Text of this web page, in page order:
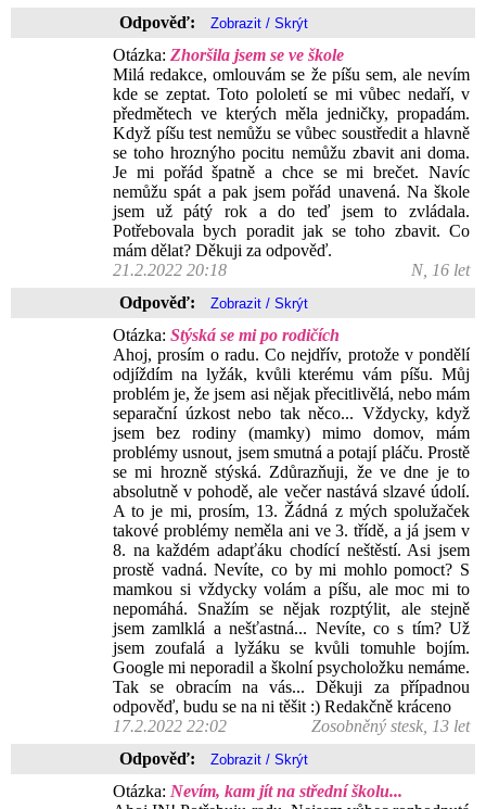
Odpověď:
Otázka: Zhoršila jsem se ve škole
Milá redakce, omlouvám se že píšu sem, ale nevím
kde se zeptat. Toto pololetí se mi vůbec nedaří, v
předmětech ve kterých měla jedničky, propadám.
Když píšu test nemůžu se vůbec soustředit a hlavně
se toho hroznýho pocitu nemůžu zbavit ani doma.
Je mi pořád špatně a chce se mi brečet. Navíc
nemůžu spát a pak jsem pořád unavená. Na škole
jsem už pátý rok a do teď jsem to zvládala.
Potřebovala bych poradit jak se toho zbavit. Co
mám dělat? Děkuji za odpověď.
21.2.2022 20:18
N, 16 let
Odpověď:
Otázka: Stýská se mi po rodičích
Ahoj, prosím o radu. Co nejdřív, protože v pondělí
odjíždím na lyžák, kvůli kterému vám píšu. Můj
problém je, že jsem asi nějak přecitlivělá, nebo mám
separační úzkost nebo tak něco... Vždycky, když
jsem bez rodiny (mamky) mimo domov, mám
problémy usnout, jsem smutná a potají pláču. Prostě
se mi hrozně stýská. Zdůrazňuji, že ve dne je to
absolutně v pohodě, ale večer nastává slzavé údolí.
A to je mi, prosím, 13. Žádná z mých spolužaček
takové problémy neměla ani ve 3. třídě, a já jsem v
8. na každém adapťáku chodící neštěstí. Asi jsem
prostě vadná. Nevíte, co by mi mohlo pomoct? S
mamkou si vždycky volám a píšu, ale moc mi to
nepomáhá. Snažím se nějak rozptýlit, ale stejně
jsem zamlklá a nešťastná... Nevíte, co s tím? Už
jsem zoufalá a lyžáku se kvůli tomuhle bojím.
Google mi neporadil a školní psycholožku nemáme.
Tak se obracím na vás... Děkuji za případnou
odpověď, budu se na ni těšit :) Redakčně kráceno
17.2.2022 22:02
Zosobněný stesk, 13 let
Odpověď:
Otázka: Nevím, kam jít na střední školu...